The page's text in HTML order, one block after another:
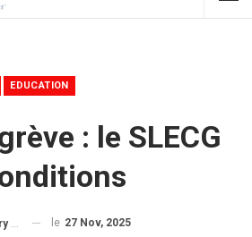
EDUCATION
: le SLECG
le 27 Nov, 2025